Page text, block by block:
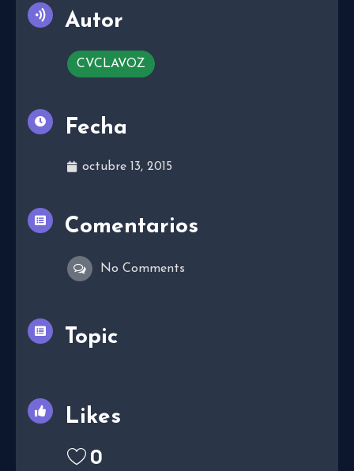
Autor
CVCLAVOZ
Fecha
octubre 13, 2015
Comentarios
No Comments
Topic
Likes
0